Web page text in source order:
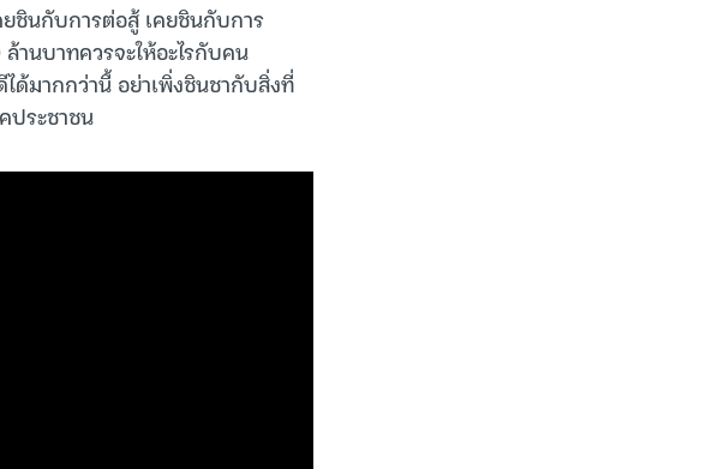
ชินกับการต่อสู้ เคยชินกับการ
นบาทควรจะให้อะไรกับคน
ด้มากกว่านี้ อย่าเพิ่งชินชากับสิ่งที่
ประชาชน